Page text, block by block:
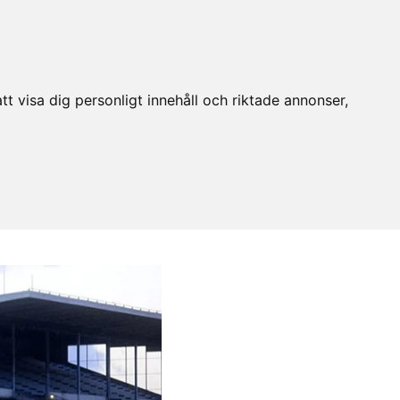
visa dig personligt innehåll och riktade annonser,